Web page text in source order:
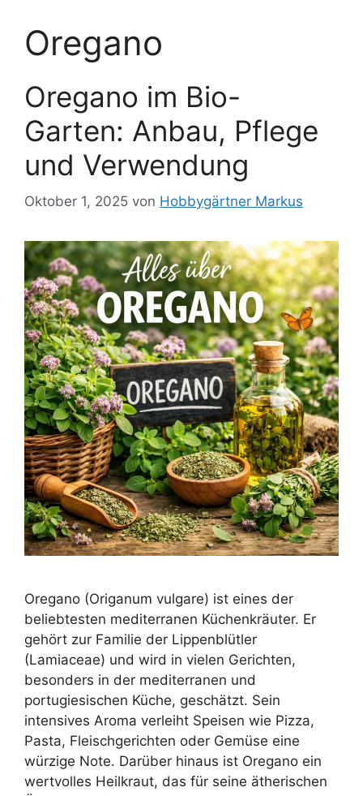
Oregano
Oregano im Bio-
Garten: Anbau, Pflege
und Verwendung
Oktober 1, 2025 von Hobbygärtner Markus
Oregano (Origanum vulgare) ist eines der
beliebtesten mediterranen Küchenkräuter. Er
gehört zur Familie der Lippenblütler
(Lamiaceae) und wird in vielen Gerichten,
besonders in der mediterranen und
portugiesischen Küche, geschätzt. Sein
intensives Aroma verleiht Speisen wie Pizza,
Pasta, Fleischgerichten oder Gemüse eine
würzige Note. Darüber hinaus ist Oregano ein
wertvolles Heilkraut, das für seine ätherischen